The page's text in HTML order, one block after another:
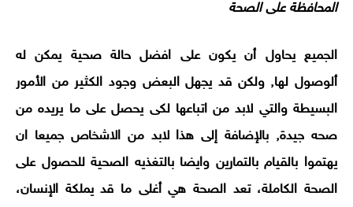
المحافظة على الصحة
الجميع يحاول أن يكون على افضل حالة صحية يمكن له
ألوصول لها, ولكن قد يجهل البعض وجود الكثير من الأمور
البسيطة والتي لابد من اتباعها لكى يحصل على ما يريده من
صحه جيدة, بالإضافة إلى هذا لابد من الاشخاص جميعا ان
يهتموا بالقيام بالتمارين وايضا بالتغذيه الصحية للحصول على
الصحة الكاملة، تعد الصحة هي أغلى ما قد يملكة الإنسان،